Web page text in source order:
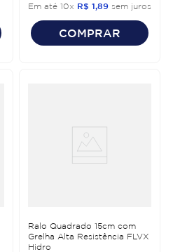
Em até 10x R$ 1 89 sem juros
COMPRAR
Ralo Quadrado 15cm com
Grelha Alta Resistência FLVX
Hidro